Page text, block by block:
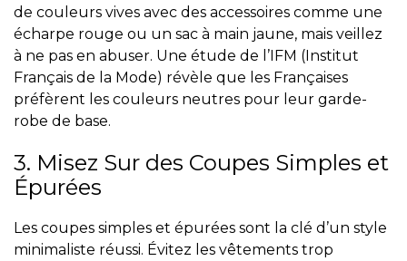
de couleurs vives avec des accessoires comme une
écharpe rouge ou un sac à main jaune, mais veillez
à ne pas en abuser. Une étude de l’IFM (Institut
Français de la Mode) révèle que les Françaises
préfèrent les couleurs neutres pour leur garde-
robe de base.
3. Misez Sur des Coupes Simples et
Épurées
Les coupes simples et épurées sont la clé d’un style
minimaliste réussi. Évitez les vêtements trop